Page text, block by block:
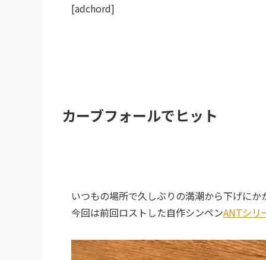
[adchord]
カーブフォールでヒット
いつもの場所で久しぶりの満潮から下げに
今回は前回ロストした自作シンペンANTシリ